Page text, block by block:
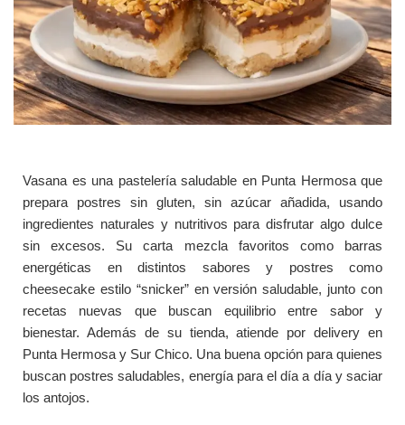
Vasana es una pastelería saludable en Punta Hermosa que
prepara postres sin gluten, sin azúcar añadida, usando
ingredientes naturales y nutritivos para disfrutar algo dulce
sin excesos. Su carta mezcla favoritos como barras
energéticas en distintos sabores y postres como
cheesecake estilo “snicker” en versión saludable, junto con
recetas nuevas que buscan equilibrio entre sabor y
bienestar. Además de su tienda, atiende por delivery en
Punta Hermosa y Sur Chico. Una buena opción para quienes
buscan postres saludables, energía para el día a día y saciar
los antojos.